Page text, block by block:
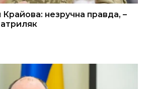
незручна правда, –